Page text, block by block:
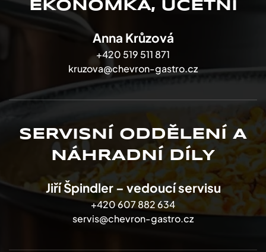
EKONOMKA, ÚČETNÍ
Anna Krůzová
+420 519 511 871
kruzova@chevron-gastro.cz
SERVISNÍ ODDĚLENÍ A
NÁHRADNÍ DÍLY
Jiří Špindler – vedoucí servisu
+420 607 882 634
servis@chevron-gastro.cz